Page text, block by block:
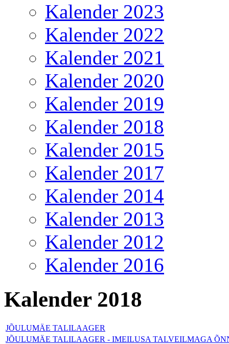
Kalender 2023
Kalender 2022
Kalender 2021
Kalender 2020
Kalender 2019
Kalender 2018
Kalender 2015
Kalender 2017
Kalender 2014
Kalender 2013
Kalender 2012
Kalender 2016
Kalender 2018
JÕULUMÄE TALILAAGER
JÕULUMÄE TALILAAGER - IMEILUSA TALVEILMAGA